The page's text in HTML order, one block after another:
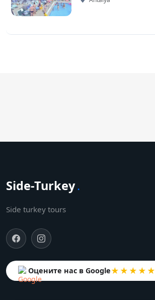
Side-Turkey.
Side turkey tours
Оцените нас в Google★★★★★